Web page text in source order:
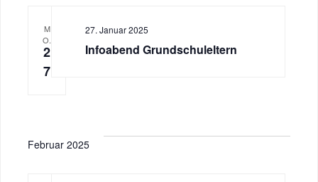
M
O.
2
7
Infoabend Grundschuleltern
27. Januar 2025
Februar 2025